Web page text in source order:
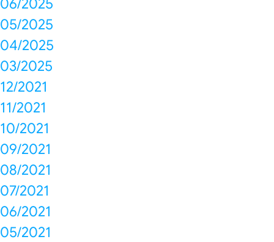
06/2025
05/2025
04/2025
03/2025
12/2021
11/2021
10/2021
09/2021
08/2021
07/2021
06/2021
05/2021